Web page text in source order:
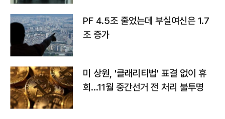
PF 4.5조 줄었는데 부실여신은 1.7
조 증가
미 상원, '클래리티법' 표결 없이 휴
회…11월 중간선거 전 처리 불투명